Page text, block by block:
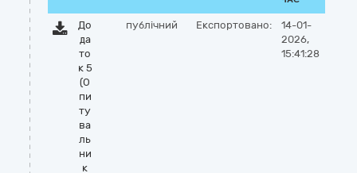
До
да
то
к 5
(О
пи
ту
ва
ль
ни
к
публічний Експортовано:
14-01-
2026,
15:41:28